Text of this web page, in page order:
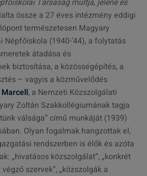
Társaság múltja, jelene és
össze a 27 éves intézmény eddigi
természetesen Magyary
Népfőiskola (1940-’44), a folytatás
átadása és
biztosítása, a közösségépítés, a
– vagyis a közművelődés
, a Nemzeti Közszolgálati
Zoltán Szakkollégiumának tagja
válsága” című munkáját (1939)
Olyan fogalmak hangzottak el,
rendszerben is élők és azóta
„hivatásos közszolgálat”, „konkrét
szervek”, „közszolgák a